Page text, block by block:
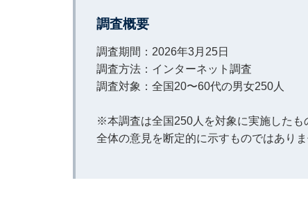
調査概要
調査期間：2026年3月25日
調査方法：インターネット調査
調査対象：全国20〜60代の男女250人
※本調査は全国250人を対象に実施したも
全体の意見を断定的に示すものではあり